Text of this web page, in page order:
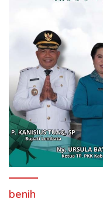
benih